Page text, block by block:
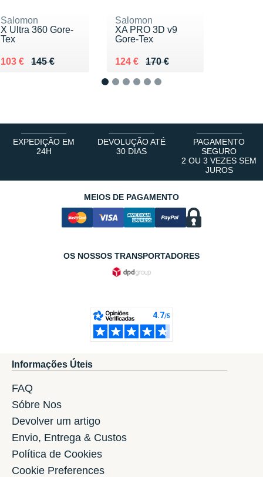
Salomon
X Ultra 360 Gore-
Tex
145 €
Au lieu de 145 €
103 €
Vendu 103 €
Salomon
XA PRO 3D v9
Gore-Tex
170 €
Au lieu de 170 €
124 €
Vendu 124 €
EXPEDIÇÃO EM
24H
DEVOLUÇÃO ATÉ
30 DIAS
PAGAMENTO
SEGURO
2 OU 3 VEZES SEM
JUROS
MEIOS DE PAGAMENTO
OS NOSSOS TRANSPORTADORES
Informações Úteis
FAQ
Sóbre Nos
Devolver um artigo
Envio, Entrega & Custos
Política de Cookies
Cookie Preferences